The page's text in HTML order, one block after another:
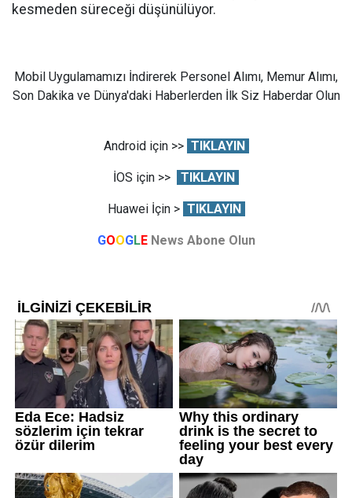
kesmeden süreceği düşünülüyor.
Mobil Uygulamamızı İndirerek Personel Alımı, Memur Alımı,
Son Dakika ve Dünya'daki Haberlerden İlk Siz Haberdar Olun
Android için >> TIKLAYIN
İOS için >> TIKLAYIN
Huawei İçin > TIKLAYIN
GOOGLE News Abone Olun